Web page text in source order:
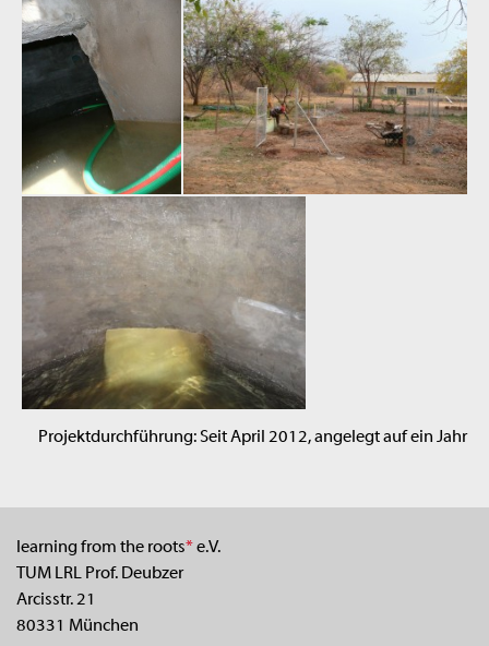
Projektdurchführung: Seit April 2012, angelegt auf ein Jahr
learning from the roots*e.V.
TUM LRL Prof. Deubzer
Arcisstr. 21
80331 München